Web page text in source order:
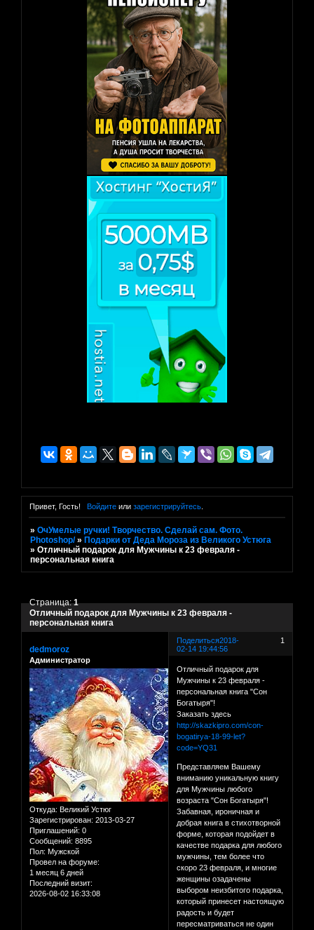
Привет, Гость! Войдитеили зарегистрируйтесь.
»ОчУмелые ручки! Творчество. Сделай сам. Фото.
Photoshop/ » Подарки от Деда Мороза из Великого Устюга
»Отличный подарок для Мужчины к 23 февраля -
персональная книга
Отличный подарок для Мужчины к 23 февраля -
персональная книга
Страница:1
Поделиться 1
2018-
02-14 19:44:56
dedmoroz
Администратор
Откуда: Великий Устюг
Зарегистрирован: 2013-03-27
Приглашений: 0
Сообщений: 8895
Пол: Мужской
Провел на форуме:
1 месяц 6 дней
Последний визит:
2026-08-02 16:33:08
Отличный подарок для
Мужчины к 23 февраля -
персональная книга "Сон
Богатыря"!
Заказать здесь
http://skazkipro.com/con-
bogatirya-18-99-let?
code=YQ31
Представляем Вашему
вниманию уникальную книгу
для Мужчины любого
возраста "Сон Богатыря"!
Забавная, ироничная и
добрая книга в стихотворной
форме, которая подойдет в
качестве подарка для любого
мужчины, тем более что
скоро 23 февраля, и многие
женщины озадачены
выбором неизбитого подарка,
который принесет настоящую
радость и будет
пересматриваться не один